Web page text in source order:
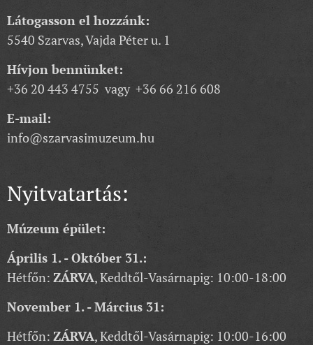
Látogasson el hozzánk:
5540 Szarvas, Vajda Péter u. 1
Hívjon bennünket:
+36 20 443 4755 vagy +36 66 216 608
E-mail:
info@szarvasimuzeum.hu
Nyitvatartás:
Múzeum épület:
Április 1. - Október 31.:
Hétfőn: ZÁRVA, Keddtől-Vasárnapig: 10:00-18:00
November 1. - Március 31:
Hétfőn: ZÁRVA, Keddtől-Vasárnapig: 10:00-16:00